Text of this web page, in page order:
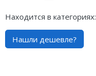
Находится в категориях:
Нашли дешевле?